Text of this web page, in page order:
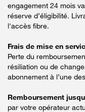
engagement 24 mois
réserve d’éligibilité.
l'accès fibre.
Frais de mise en
Perte du
résiliation ou de
abonnement à l’une
Remboursement
par votre opérateur